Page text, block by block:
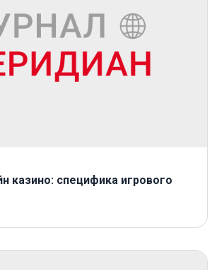
казино: специфика игрового